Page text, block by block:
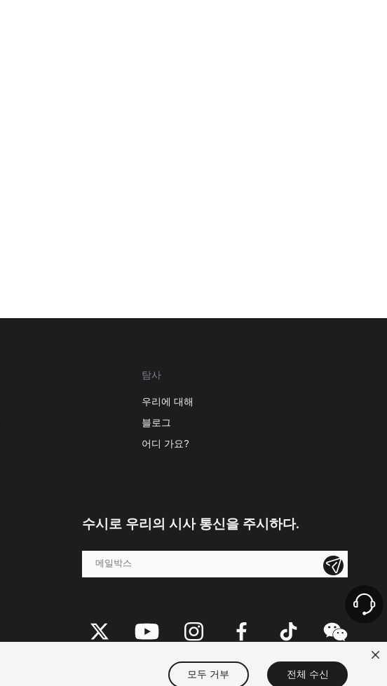
탐사
우리에 대해
블로그
어디 가요?
수시로 우리의 시사 통신을 주시하다.
모두 거부 전체 수신